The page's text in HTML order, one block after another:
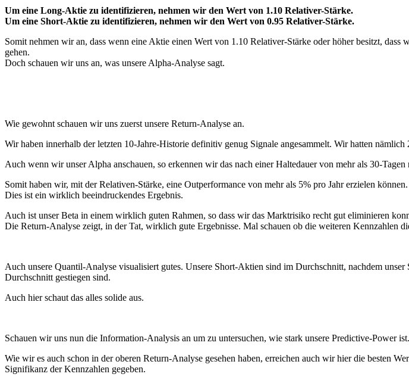
Um eine Long-Aktie zu identifizieren, nehmen wir den Wert von 1.10 Relativer-Stärke.
Um eine Short-Aktie zu identifizieren, nehmen wir den Wert von 0.95 Relativer-Stärke.
Somit nehmen wir an, dass wenn eine Aktie einen Wert von 1.10 Relativer-Stärke oder höher besitzt,
gehen.
Doch schauen wir uns an, was unsere Alpha-Analyse sagt.
Wie gewohnt schauen wir uns zuerst unsere Return-Analyse an.
Wir haben innerhalb der letzten 10-Jahre-Historie definitiv genug Signale angesammelt. Wir hatten
Auch wenn wir unser Alpha anschauen, so erkennen wir das nach einer Haltedauer von mehr als 30-
Somit haben wir, mit der Relativen-Stärke, eine Outperformance von mehr als 5% pro Jahr erzielen können.
Dies ist ein wirklich beeindruckendes Ergebnis.
Auch ist unser Beta in einem wirklich guten Rahmen, so dass wir das Marktrisiko recht gut eliminieren
Die Return-Analyse zeigt, in der Tat, wirklich gute Ergebnisse. Mal schauen ob die weiteren Kennzahlen
Auch unsere Quantil-Analyse visualisiert gutes. Unsere Short-Aktien sind im Durchschnitt, nachdem
Durchschnitt gestiegen sind.
Auch hier schaut das alles solide aus.
Schauen wir uns nun die Information-Analysis an um zu untersuchen, wie stark unsere Predictive-Power
Wie wir es auch schon in der oberen Return-Analyse gesehen haben, erreichen auch wir hier die besten
Signifikanz der Kennzahlen gegeben.